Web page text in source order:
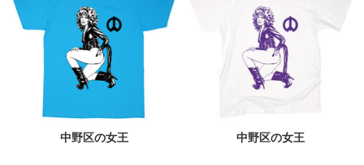
中野区の女王 中野区の女王